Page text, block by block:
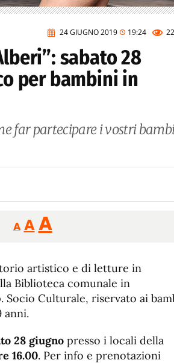
24 GIUGNO 2019 19:24
sabato 28
per bambini in
far partecipare i vostri
A
Reducir
tamaño
A Restablecer
tamaño
de
fuente
AAumentar
de
fuente.
artistico e di letture in
Biblioteca comunale in
Socio Culturale, riservato ai
anni.
28 giugno presso i locali della
16.00. Per info e prenotazioni